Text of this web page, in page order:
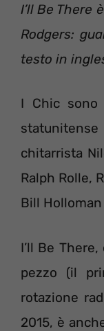
I’ll Be There
Rodgers:
testo in
I Chic sono
chitarrista
Ralph Rolle,
Bill
I’ll Be
pezzo (il
rotazione
2015, è